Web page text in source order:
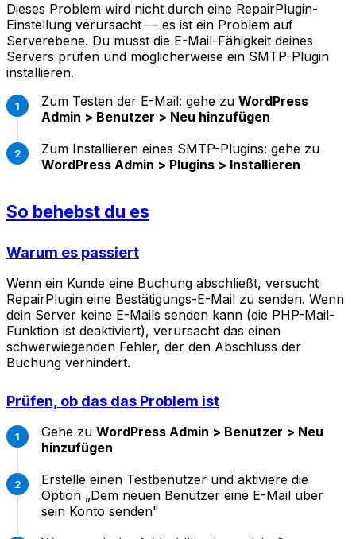
Dieses Problem wird nicht durch eine RepairPlugin-
Einstellung verursacht — es ist ein Problem auf
Serverebene. Du musst die E-Mail-Fähigkeit deines
Servers prüfen und möglicherweise ein SMTP-Plugin
installieren.
Zum Testen der E-Mail: gehe zu WordPress
Admin > Benutzer > Neu hinzufügen
Zum Installieren eines SMTP-Plugins: gehe zu
WordPress Admin > Plugins > Installieren
So behebst du es
Warum es passiert
Wenn ein Kunde eine Buchung abschließt, versucht
RepairPlugin eine Bestätigungs-E-Mail zu senden. Wenn
dein Server keine E-Mails senden kann (die PHP-Mail-
Funktion ist deaktiviert), verursacht das einen
schwerwiegenden Fehler, der den Abschluss der
Buchung verhindert.
Prüfen, ob das das Problem ist
Gehe zu WordPress Admin > Benutzer > Neu
hinzufügen
Erstelle einen Testbenutzer und aktiviere die
Option „Dem neuen Benutzer eine E-Mail über
sein Konto senden"